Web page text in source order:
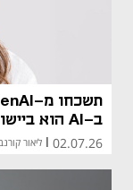
ב-AI הוא ביישום, לא בפיתוח
02.07.26 ליאור